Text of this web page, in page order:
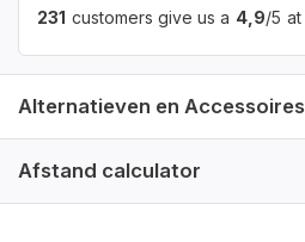
231 customers give us a 4,9/5 at
Alternatieven en Accessoires
Afstand calculator